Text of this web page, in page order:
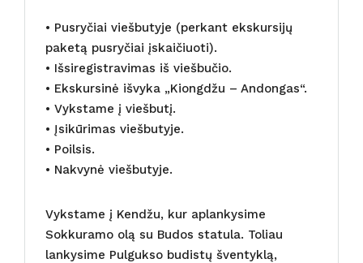
• Pusryčiai viešbutyje (perkant ekskursijų
paketą pusryčiai įskaičiuoti).
• Išsiregistravimas iš viešbučio.
• Ekskursinė išvyka „Kiongdžu – Andongas“.
• Vykstame į viešbutį.
• Įsikūrimas viešbutyje.
• Poilsis.
• Nakvynė viešbutyje.
Vykstame į Kendžu, kur aplankysime
Sokkuramo olą su Budos statula. Toliau
lankysime Pulgukso budistų šventyklą,